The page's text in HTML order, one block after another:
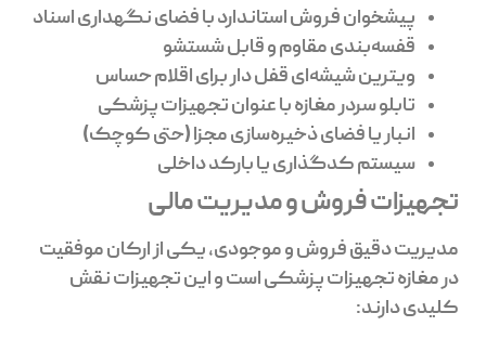
پیشخوان فروش استاندارد با فضای نگهداری اسناد
قفسه‌بندی مقاوم و قابل شستشو
ویترین شیشه‌ای قفل دار برای اقلام حساس
تابلو سردر مغازه با عنوان تجهیزات پزشکی
انبار یا فضای ذخیره‌سازی مجزا (حتی کوچک)
سیستم کدگذاری یا بارکد داخلی
تجهیزات فروش و مدیریت مالی
مدیریت دقیق فروش و موجودی، یکی از ارکان موفقیت
در مغازه تجهیزات پزشکی است و این تجهیزات نقش
کلیدی دارند: